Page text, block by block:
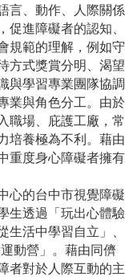
言、動作、人際關係
促進障礙者的認知、
規範的理解，例如守
方式獎賞分明、渴望
與學習專業團隊協調
業與角色分工。由於
職場、庇護工廠，常
培養極為不利。藉由
重度身心障礙者擁有
心的台中市視覺障礙
生透過「玩出心體驗
活中學習自立」、
動營」。藉由同儕
者對於人際互動的主